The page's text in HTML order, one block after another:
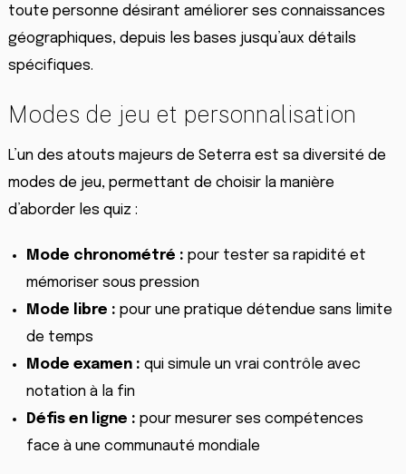
toute personne désirant améliorer ses connaissances
géographiques, depuis les bases jusqu’aux détails
spécifiques.
Modes de jeu et personnalisation
L’un des atouts majeurs de Seterra est sa diversité de
modes de jeu, permettant de choisir la manière
d’aborder les quiz :
Mode chronométré : pour tester sa rapidité et
mémoriser sous pression
Mode libre : pour une pratique détendue sans limite
de temps
Mode examen : qui simule un vrai contrôle avec
notation à la fin
Défis en ligne : pour mesurer ses compétences
face à une communauté mondiale